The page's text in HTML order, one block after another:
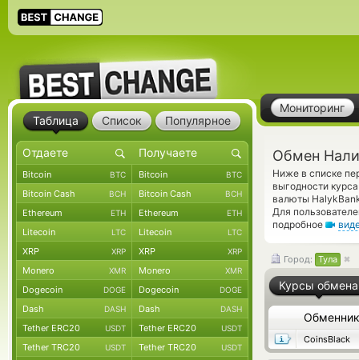
Мониторинг
Обмен
Ниже в списке
выгодности
валюты
Для
подробное
Город: Тула
Курсы обмена
Обменник
CoinsBlack
Таблица Список Популярное
Bitcoin BTC Bitcoin BTC
Bitcoin Cash BCH Bitcoin Cash BCH
Ethereum ETH Ethereum ETH
Litecoin LTC Litecoin LTC
XRP XRP XRP XRP
Monero XMR Monero XMR
Dogecoin DOGE Dogecoin DOGE
Dash DASH Dash DASH
Tether ERC20 USDT Tether ERC20 USDT
Tether TRC20 USDT Tether TRC20 USDT